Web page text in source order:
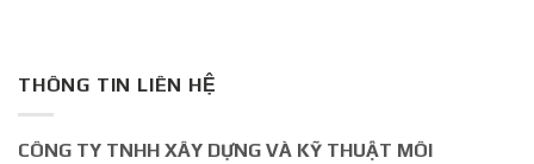
THÔNG TIN LIÊN HỆ
CÔNG TY TNHH XÂY DỰNG VÀ KỸ THUẬT MÔI